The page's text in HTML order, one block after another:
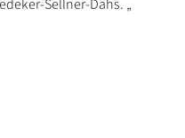
Sellner-Dahs. „